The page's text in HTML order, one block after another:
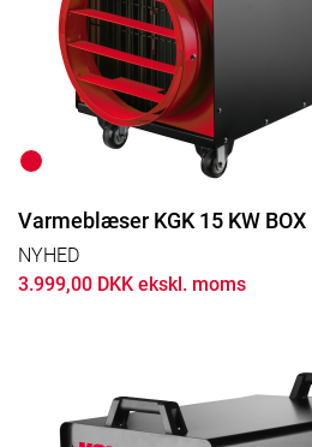
Varmeblæser KGK 15 KW
NYHED
3.999,00 DKK ekskl. moms